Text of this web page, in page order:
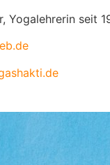
Yogalehrerin seit